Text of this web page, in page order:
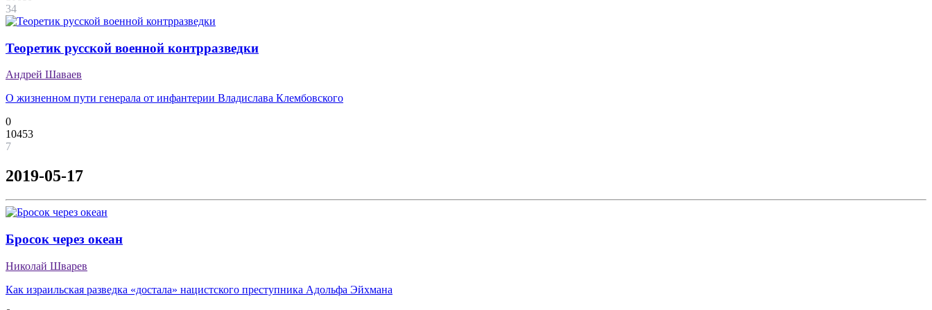
34
Теоретик русской военной контрразведки
Андрей Шаваев
О жизненном пути генерала от инфантерии Владислава Клембовского
0
10453
7
2019-05-17
Бросок через океан
Николай Шварев
Как израильская разведка «достала» нацистского преступника Адольфа Эйхмана